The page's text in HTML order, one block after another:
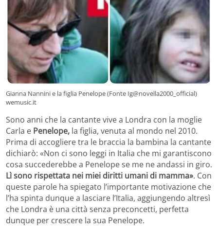
Gianna Nannini e la figlia Penelope (Fonte Ig@novella2000_official)
wemusic.it
Sono anni che la cantante vive a Londra con la moglie
Carla e Penelope, la figlia, venuta al mondo nel 2010.
Prima di accogliere tra le braccia la bambina la cantante
dichiarò: «Non ci sono leggi in Italia che mi garantiscono
cosa succederebbe a Penelope se me ne andassi in giro.
Lì sono rispettata nei miei diritti umani di mamma». Con
queste parole ha spiegato l’importante motivazione che
l’ha spinta dunque a lasciare l’Italia, aggiungendo altresì
che Londra è una città senza preconcetti, perfetta
dunque per crescere la sua Penelope.